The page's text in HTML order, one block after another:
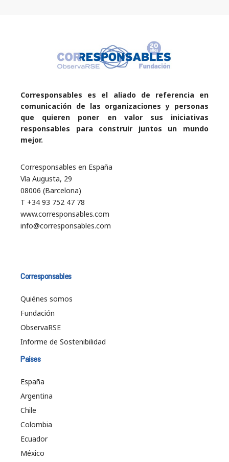
Corresponsables es el aliado de referencia en
comunicación de las organizaciones y personas
que quieren poner en valor sus iniciativas
responsables para construir juntos un mundo
mejor.
Corresponsables en España
Vía Augusta, 29
08006 (Barcelona)
T +34 93 752 47 78
www.corresponsables.com
info@corresponsables.com
Corresponsables
Quiénes somos
Fundación
ObservaRSE
Informe de Sostenibilidad
Países
España
Argentina
Chile
Colombia
Ecuador
México